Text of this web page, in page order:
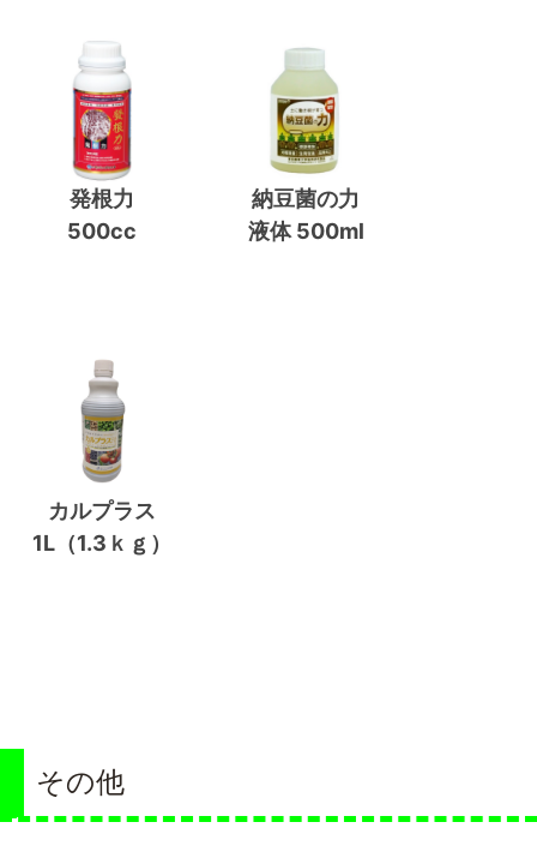
発根力
500cc
納豆菌の力
液体 500ml
カルプラス
1L（1.3ｋｇ）
その他